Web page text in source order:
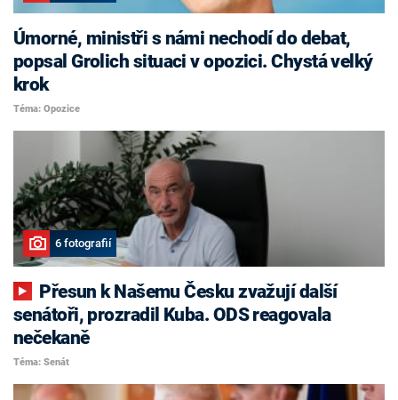
Úmorné, ministři s námi nechodí do debat,
popsal Grolich situaci v opozici. Chystá velký
krok
Téma: Opozice
6 fotografií
senátoři, prozradil Kuba. ODS reagovala
nečekaně
Téma: Senát